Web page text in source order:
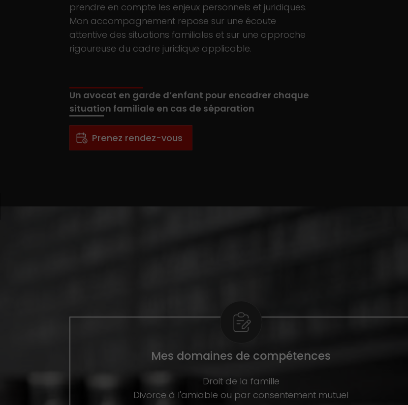
prendre en compte les enjeux personnels et juridiques.
Mon accompagnement repose sur une écoute
attentive des situations familiales et sur une approche
rigoureuse du cadre juridique applicable.
Un avocat en garde d’enfant pour encadrer chaque
situation familiale en cas de séparation
Prenez rendez-vous
Mes domaines de compétences
Droit de la famille
Divorce à l'amiable ou par consentement mutuel